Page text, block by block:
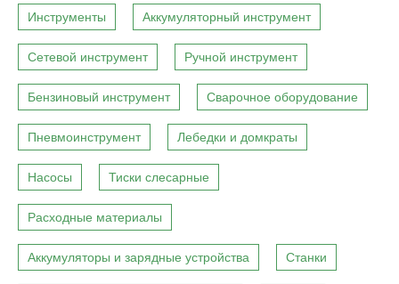
Инструменты Аккумуляторный инструмент
Сетевой инструмент Ручной инструмент
Бензиновый инструмент Сварочное оборудование
Пневмоинструмент Лебедки и домкраты
Насосы Тиски слесарные
Расходные материалы
Аккумуляторы и зарядные устройства Станки